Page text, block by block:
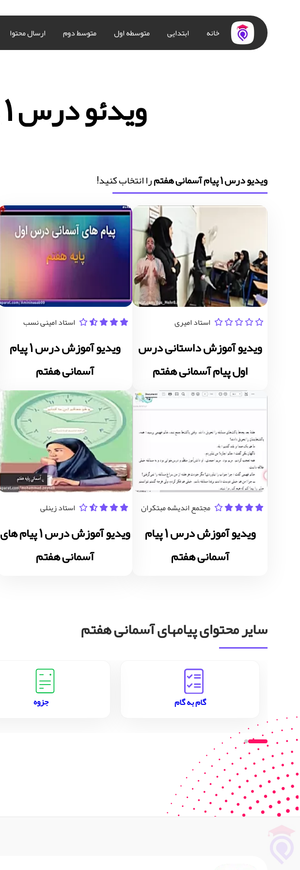
خانه ابتدایی متوسطه اول متوسط دوم ارسال محتوا
ویدئو درس 1 پیام آسمانی هفتم
ویدیو درس 1 پیام آسمانی هفتم را انتخاب کنید!
استاد امیری
ویدیو آموزش داستانی درس
اول پیام آسمانی هفتم
استاد امینی نسب
ویدیو آموزش درس 1 پیام
آسمانی هفتم
مجتمع اندیشه مبتکران
ویدیو آموزش درس 1 پیام
آسمانی هفتم
استاد زینلی
ویدیو آموزش درس 1 پیام های
آسمانی هفتم
سایر محتوای پیامهای آسمانی هفتم
گام به گام جزوه